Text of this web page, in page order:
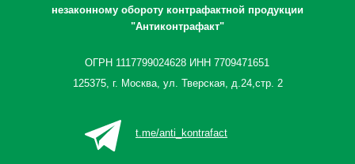
незаконному обороту контрафактной продукции
"Антиконтрафакт"
125375, г. Москва, ул. Тверская, д.24,стр. 2
ОГРН 1117799024628 ИНН 7709471651
t.me/anti_kontrafact